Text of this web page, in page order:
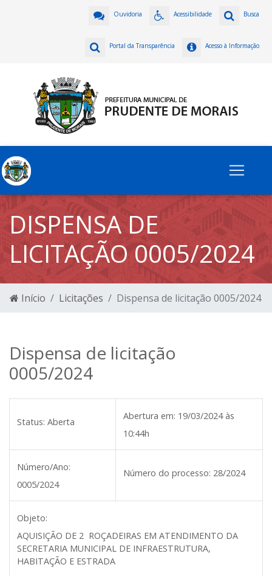
Busca
Acessibilidade
Ouvidoria
Acesso à Informação
Portal da Transparência
DISPENSA DE
LICITAÇÃO 0005/2024
Início Licitações Dispensa de licitação 0005/2024
Dispensa de licitação
0005/2024
Status: Aberta
Abertura em: 19/03/2024 às
10:44h
Número/Ano:
0005/2024
Número do processo: 28/2024
Objeto:
AQUISIÇÃO DE 2 ROÇADEIRAS EM ATENDIMENTO DA
SECRETARIA MUNICIPAL DE INFRAESTRUTURA,
HABITAÇÃO E ESTRADA